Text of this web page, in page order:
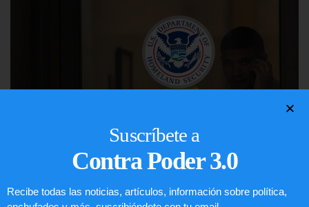
Comunistas no son bienvenidos en
Suscríbete a
Contra Poder 3.0
Recibe todas las noticias, artículos, información sobre política,